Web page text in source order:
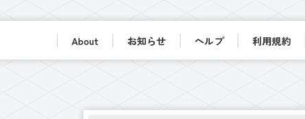
About お知らせ ヘルプ 利用規約